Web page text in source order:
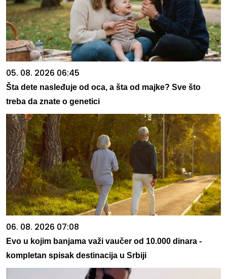
05. 08. 2026 06:45
Šta dete nasleđuje od oca, a šta od majke? Sve što
treba da znate o genetici
06. 08. 2026 07:08
Evo u kojim banjama važi vaučer od 10.000 dinara -
kompletan spisak destinacija u Srbiji